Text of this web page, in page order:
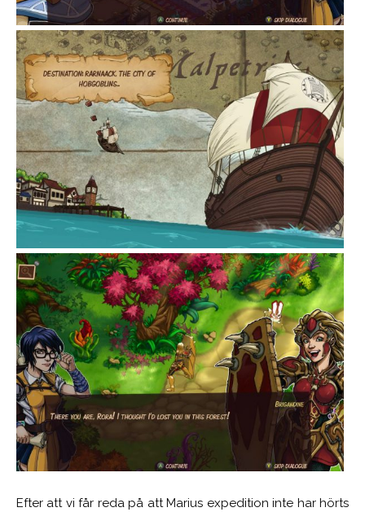
Efter att vi får reda på att Marius expedition inte har hörts